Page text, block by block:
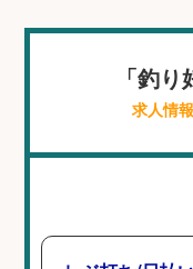
「釣
求人情